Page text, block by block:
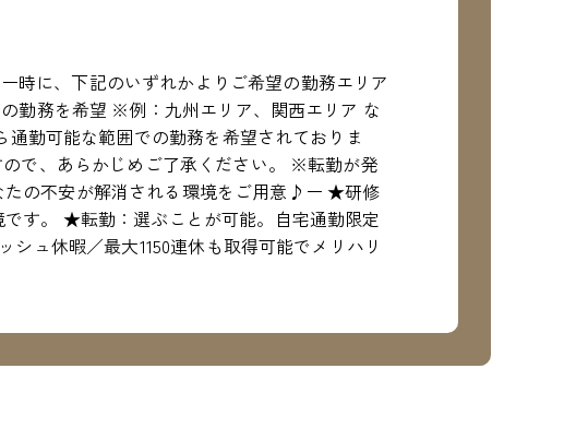
時に、下記のいずれかよりご希望の勤務エリア
勤務を希望 ※例：九州エリア、関西エリア な
勤可能な範囲での勤務を希望されておりま
で、あらかじめご了承ください。 ※転勤が発
たの不安が解消される環境をご用意♪ー ★研修
す。 ★転勤：選ぶことが可能。自宅通勤限定
ュ休暇／最大1150連休も取得可能でメリハリ